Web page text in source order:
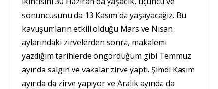
sonuncusunu da 13 Kasım'da yaşayacağız. Bu
kavuşumların etkili olduğu Mars ve Nisan
aylarındaki zirvelerden sonra, makalemi
yazdığım tarihlerde öngördüğüm gibi Temmuz
ayında salgın ve vakalar zirve yaptı. Şimdi Kasım
ayında da zirve yapıyor ve Aralık ayında da